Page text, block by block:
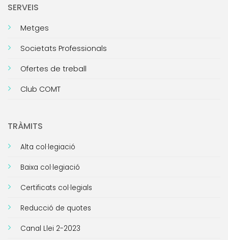
SERVEIS
Metges
Societats Professionals
Ofertes de treball
Club COMT
TRÀMITS
Alta col·legiació
Baixa col·legiació
Certificats col·legials
Reducció de quotes
Canal Llei 2-2023